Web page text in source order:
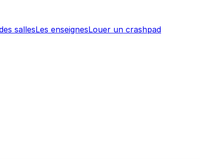
sallesLes enseignesLouer un crashpad